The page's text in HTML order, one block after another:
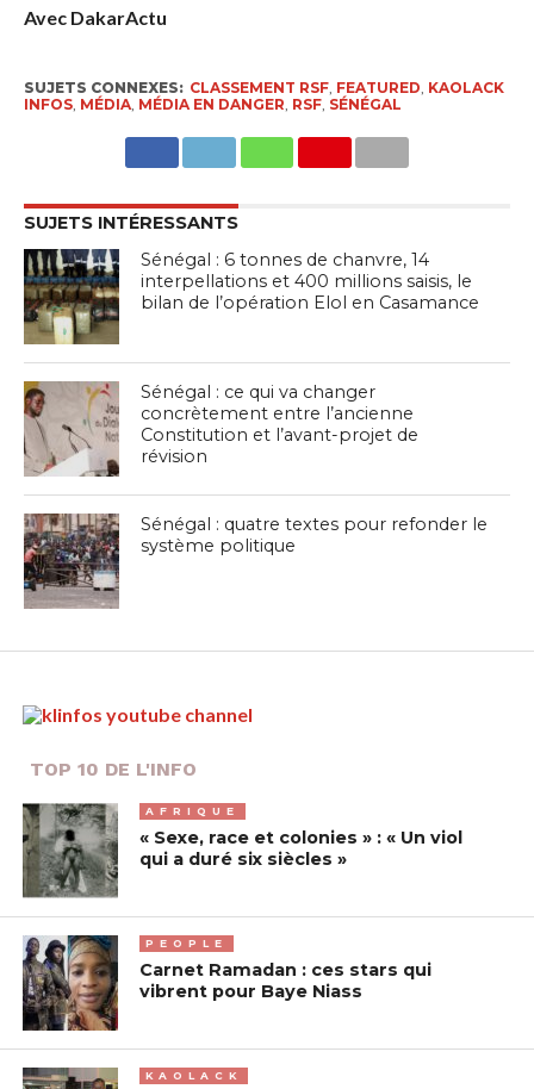
Avec DakarActu
SUJETS CONNEXES: CLASSEMENT RSF, FEATURED KAOLACK
INFOS, MÉDIA, MÉDIA EN DANGER RSF, SÉNÉGAL
SUJETS INTÉRESSANTS
Sénégal : 6 tonnes de chanvre, 14
interpellations et 400 millions saisis, le
bilan de l’opération Elol en Casamance
Sénégal : ce qui va changer
concrètement entre l’ancienne
Constitution et l’avant-projet de
révision
Sénégal : quatre textes pour refonder le
système politique
TOP 10 DE L'INFO
AFRIQUE
« Sexe, race et colonies » : « Un viol
qui a duré six siècles »
PEOPLE
Carnet Ramadan : ces stars qui
vibrent pour Baye Niass
KAOLACK